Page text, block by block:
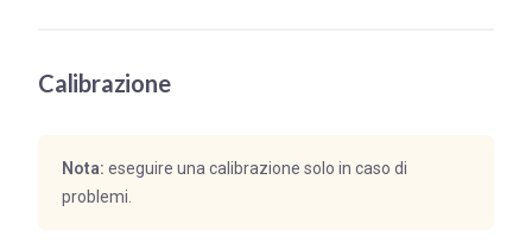
Calibrazione
Nota: eseguire una calibrazione solo in caso di
problemi.